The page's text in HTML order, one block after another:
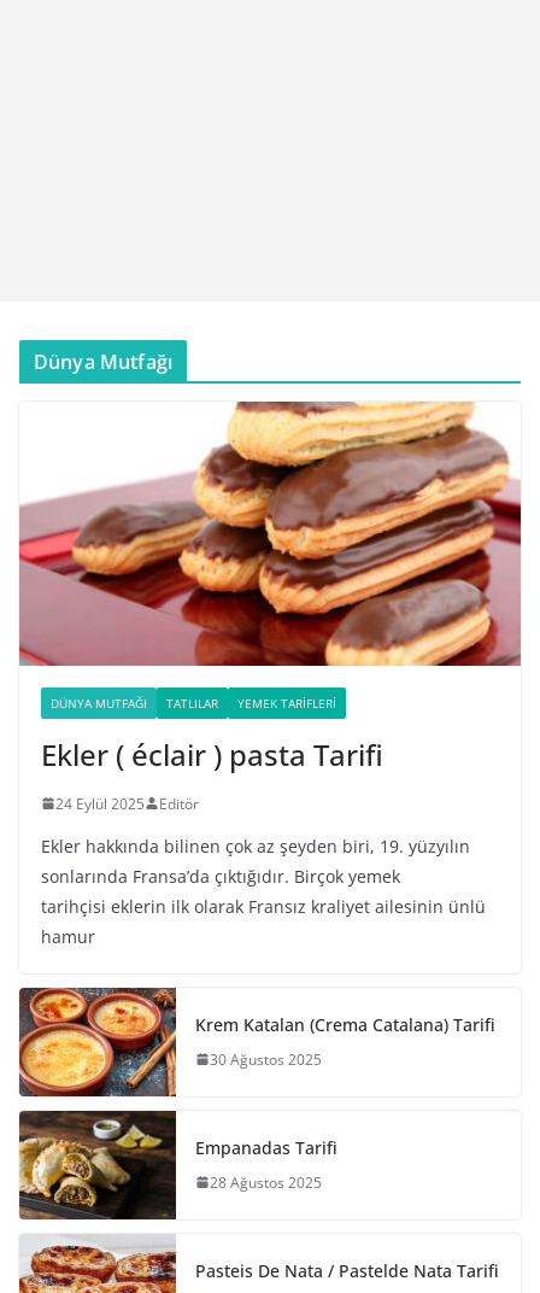
Dünya Mutfağı
DÜNYA MUTFAĞI TATLILAR YEMEK TARIFLERI
Ekler ( éclair ) pasta Tarifi
24 Eylül 2025 Editör
Ekler hakkında bilinen çok az şeyden biri, 19. yüzyılın
sonlarında Fransa’da çıktığıdır. Birçok yemek
tarihçisi eklerin ilk olarak Fransız kraliyet ailesinin ünlü
hamur
Krem Katalan (Crema Catalana) Tarifi
30 Ağustos 2025
Empanadas Tarifi
28 Ağustos 2025
Pasteis De Nata / Pastelde Nata Tarifi